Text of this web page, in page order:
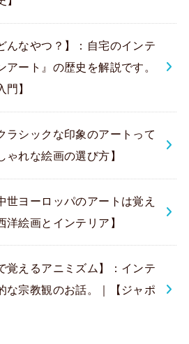
んなやつ？】：自宅のインテ
アート』の歴史を解説です。
門】
ラシックな印象のアートって
れな絵画の選び方】
世ヨーロッパのアートは覚え
絵画とインテリア】
覚えるアニミズム】：インテ
な宗教観のお話。｜【ジャポ